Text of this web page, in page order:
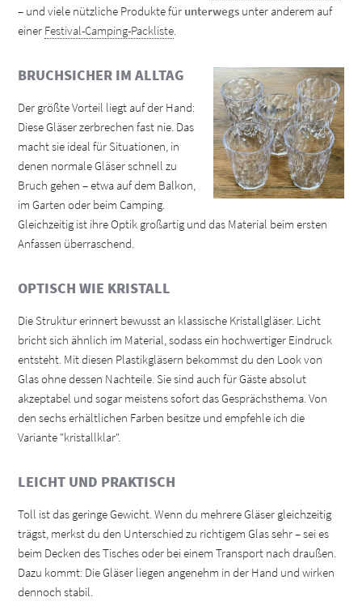
– und viele nützliche Produkte für unterwegs unter anderem auf
einer Festival-Camping-Packliste.
BRUCHSICHER IM ALLTAG
Der größte Vorteil liegt auf der Hand:
Diese Gläser zerbrechen fast nie. Das
macht sie ideal für Situationen, in
denen normale Gläser schnell zu
Bruch gehen – etwa auf dem Balkon,
im Garten oder beim Camping.
Gleichzeitig ist ihre Optik großartig und das Material beim ersten
Anfassen überraschend.
OPTISCH WIE KRISTALL
Die Struktur erinnert bewusst an klassische Kristallgläser. Licht
bricht sich ähnlich im Material, sodass ein hochwertiger Eindruck
entsteht. Mit diesen Plastikgläsern bekommst du den Look von
Glas ohne dessen Nachteile. Sie sind auch für Gäste absolut
akzeptabel und sogar meistens sofort das Gesprächsthema. Von
den sechs erhältlichen Farben besitze und empfehle ich die
Variante "kristallklar".
LEICHT UND PRAKTISCH
Toll ist das geringe Gewicht. Wenn du mehrere Gläser gleichzeitig
trägst, merkst du den Unterschied zu richtigem Glas sehr – sei es
beim Decken des Tisches oder bei einem Transport nach draußen.
Dazu kommt: Die Gläser liegen angenehm in der Hand und wirken
dennoch stabil.